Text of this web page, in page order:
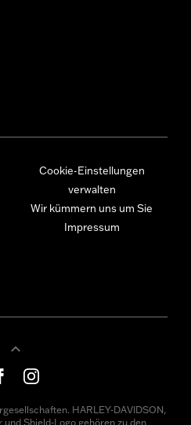
Cookie-Einstellungen
verwalten
Wir kümmern uns um Sie
Impressum
HARLEY-DAVIDSON,
und Shield-Logo gehören zu den